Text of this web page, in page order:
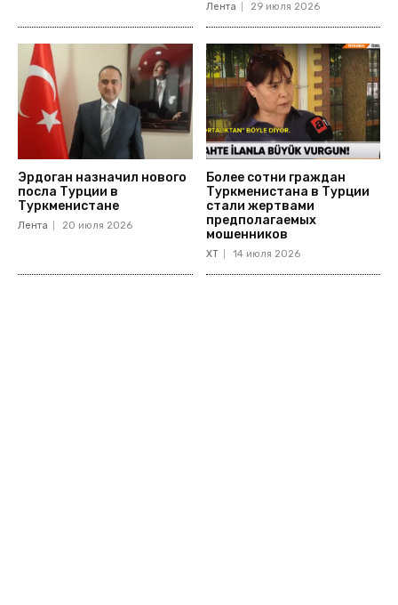
Лента 29 июля 2026
Эрдоган назначил нового
посла Турции в
Туркменистане
Лента 20 июля 2026
Более сотни граждан
Туркменистана в Турции
стали жертвами
предполагаемых
мошенников
ХТ 14 июля 2026